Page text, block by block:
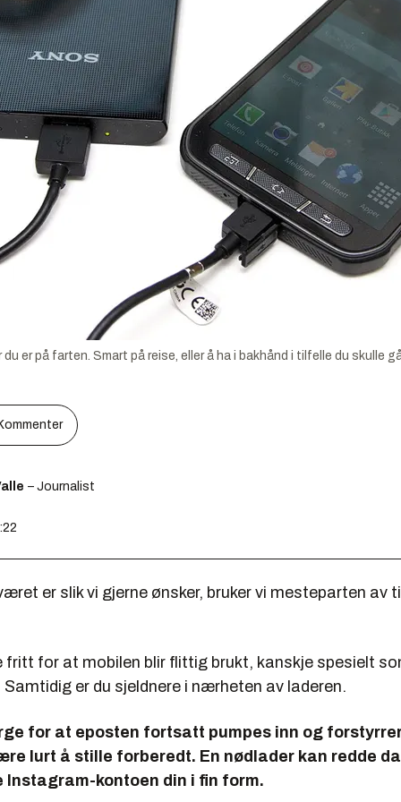
er på farten. Smart på reise, eller å ha i bakhånd i tilfelle du skulle
– Journalist
er slik vi gjerne ønsker, bruker vi mesteparten av
fritt for at mobilen blir flittig brukt, kanskje spesielt
Samtidig er du sjeldnere i nærheten av laderen.
for at eposten fortsatt pumpes inn og
lurt å stille forberedt. En nødlader kan redde
Instagram-kontoen din i fin form.